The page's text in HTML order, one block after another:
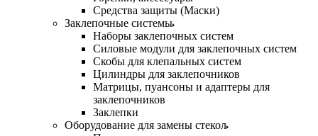
Средства защиты (Маски)
Заклепочные системы
Наборы заклепочных систем
Силовые модули для заклепочных систем
Скобы для клепальных систем
Цилиндры для заклепочников
Матрицы, пуансоны и адаптеры для
заклепочников
Заклепки
Оборудование для замены стекол